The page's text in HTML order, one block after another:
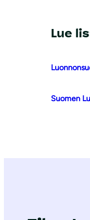
Lue
Suomen